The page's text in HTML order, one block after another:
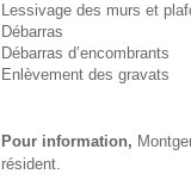
Lessivage des murs et
Débarras
Débarras d’encombrants
Enlèvement des gravats
Pour information,
résident.